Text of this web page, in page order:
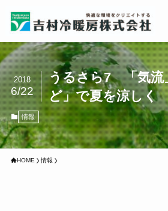
うるさら7 「気流
ど」で夏を涼しく
2018
6/22
情報
HOME 情報